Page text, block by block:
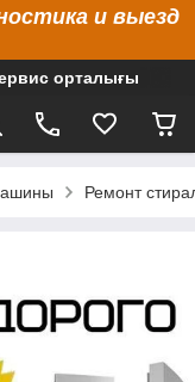
и выезд
орталығы
Ремонт